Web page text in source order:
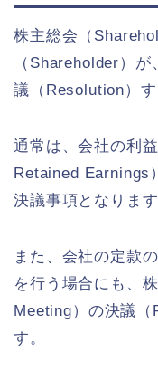
株主総会（
（Shareholder）
議（Resolution）す
通常は、会社の利
Retained Earnings
決議事項となります
また、会社の定款
を行う場合にも、
Meeting）の決議（
す。